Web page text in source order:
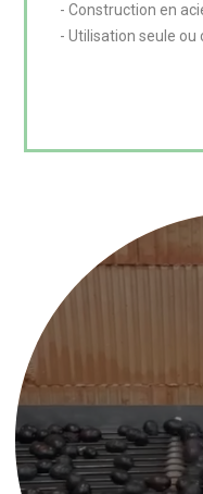
- Construction en
- Utilisation seule ou